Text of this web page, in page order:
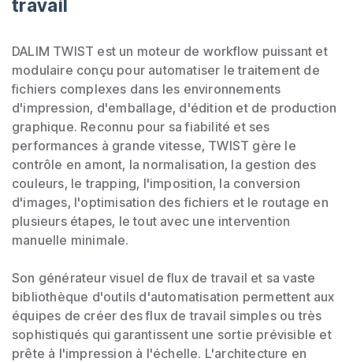
travail
DALIM TWIST est un moteur de workflow puissant et
modulaire conçu pour automatiser le traitement de
fichiers complexes dans les environnements
d'impression, d'emballage, d'édition et de production
graphique. Reconnu pour sa fiabilité et ses
performances à grande vitesse, TWIST gère le
contrôle en amont, la normalisation, la gestion des
couleurs, le trapping, l'imposition, la conversion
d'images, l'optimisation des fichiers et le routage en
plusieurs étapes, le tout avec une intervention
manuelle minimale.
Son générateur visuel de flux de travail et sa vaste
bibliothèque d'outils d'automatisation permettent aux
équipes de créer des flux de travail simples ou très
sophistiqués qui garantissent une sortie prévisible et
prête à l'impression à l'échelle. L'architecture en